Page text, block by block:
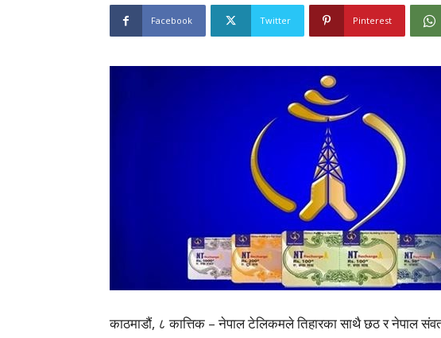
Facebook Twitter Pinterest
काठमाडौं, ८ कात्तिक – नेपाल टेलिकमले तिहारका साथै छठ र नेपाल